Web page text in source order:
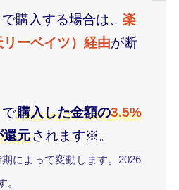
購入する場合は、楽
ーベイツ）経由が断
購入した金額の3.5%
還元されます※。
によって変動します。2026
。